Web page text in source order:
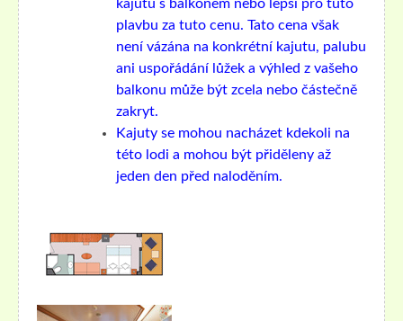
kajutu s balkonem nebo lepší pro tuto
plavbu za tuto cenu. Tato cena však
není vázána na konkrétní kajutu, palubu
ani uspořádání lůžek a výhled z vašeho
balkonu může být zcela nebo částečně
zakryt.
Kajuty se mohou nacházet kdekoli na
této lodi a mohou být přiděleny až
jeden den před naloděním.